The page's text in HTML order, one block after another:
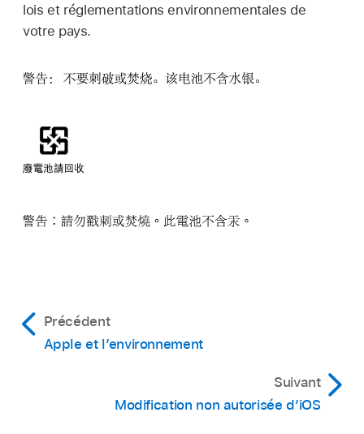
lois et réglementations environnementales de
votre pays.
Précédent
Apple et l’environnement
Suivant
Modification non autorisée d’iOS